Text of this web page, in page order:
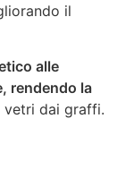
il
alle
rendendo la
dai graffi.